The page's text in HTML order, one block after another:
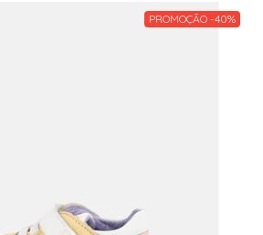
PROMOÇÃO -40%